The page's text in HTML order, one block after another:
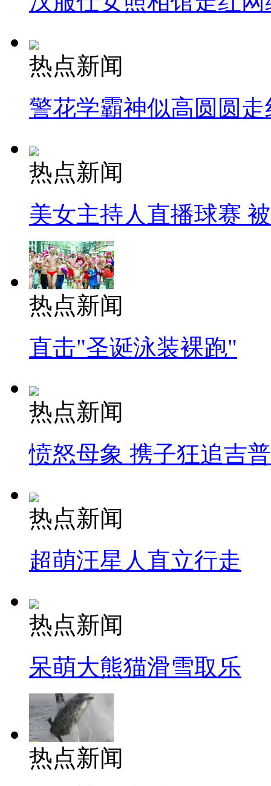
热点新闻
警花学霸神似高圆圆走
热点新闻
美女主持人直播球赛
热点新闻
直击"圣诞泳装裸跑"
热点新闻
愤怒母象 携子狂追吉
热点新闻
超萌汪星人直立行走
热点新闻
呆萌大熊猫滑雪取乐
热点新闻